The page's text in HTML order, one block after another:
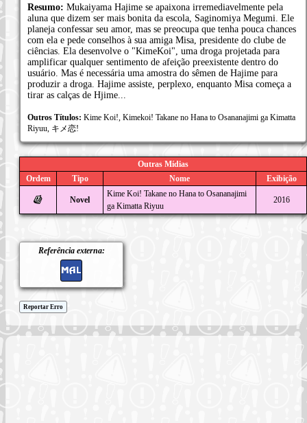
Resumo: Mukaiyama Hajime se apaixona irremediavelmente pela
aluna que dizem ser mais bonita da escola, Saginomiya Megumi. Ele
planeja confessar seu amor, mas se preocupa que tenha pouca chances
com ela e pede conselhos à sua amiga Misa, presidente do clube de
ciências. Ela desenvolve o "KimeKoi", uma droga projetada para
amplificar qualquer sentimento de afeição preexistente dentro do
usuário. Mas é necessária uma amostra do sêmen de Hajime para
produzir a droga. Hajime assiste, perplexo, enquanto Misa começa a
tirar as calças de Hjime...
Outros Títulos: Kime Koi!, Kimekoi! Takane no Hana to Osananajimi ga Kimatta
Riyuu, キメ恋!
Outras Mídias
Ordem
Tipo Nome Exibição
Novel
Kime Koi! Takane no Hana to Osananajimi
ga Kimatta Riyuu
2016
Referência externa:
Reportar Erro